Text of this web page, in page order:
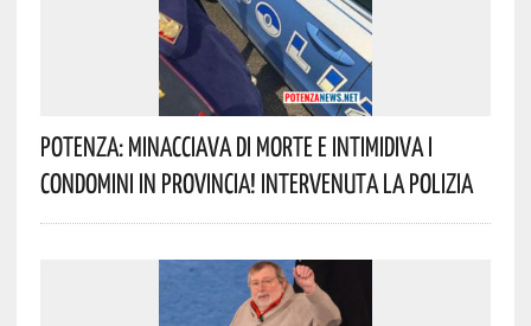
Potenza: Minacciava Di Morte E Intimidiva I
Condomini In Provincia! Intervenuta La Polizia